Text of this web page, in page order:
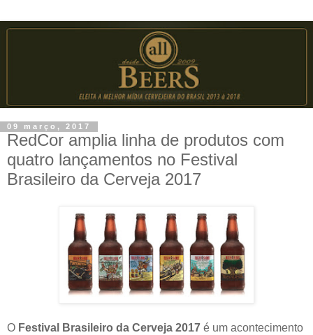
09 março, 2017
RedCor amplia linha de produtos com
quatro lançamentos no Festival
Brasileiro da Cerveja 2017
O Festival Brasileiro da Cerveja 2017 é um acontecimento